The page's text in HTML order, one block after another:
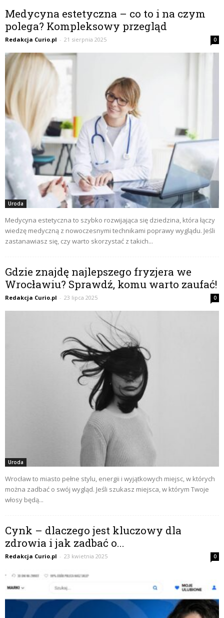
Medycyna estetyczna – co to i na czym
polega? Kompleksowy przegląd
Redakcja Curio.pl - 21 sierpnia 2025 0
Uroda
Medycyna estetyczna to szybko rozwijająca się dziedzina, która łączy
wiedzę medyczną z nowoczesnymi technikami poprawy wyglądu. Jeśli
zastanawiasz się, czy warto skorzystać z takich...
Gdzie znajdę najlepszego fryzjera we
Wrocławiu? Sprawdź, komu warto zaufać!
Redakcja Curio.pl - 23 lipca 2025 0
Uroda
Wrocław to miasto pełne stylu, energii i wyjątkowych miejsc, w których
można zadbać o swój wygląd. Jeśli szukasz miejsca, w którym Twoje
włosy będą...
Cynk – dlaczego jest kluczowy dla
zdrowia i jak zadbać o...
Redakcja Curio.pl - 23 kwietnia 2025 0